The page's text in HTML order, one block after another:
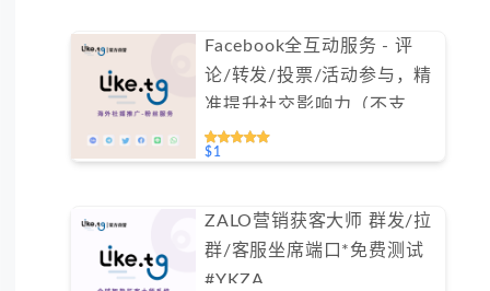
Facebook全互动服务 - 评
论/转发/投票/活动参与，精
准提升社交影响力（不支持
免费测试）
$1
ZALO营销获客大师 群发/拉
群/客服坐席端口*免费测试
#YKZA